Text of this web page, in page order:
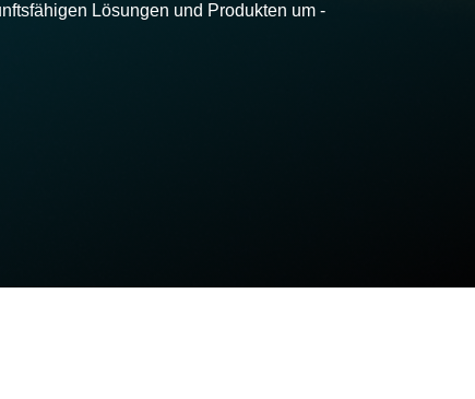
Lösungen und Produkten um -